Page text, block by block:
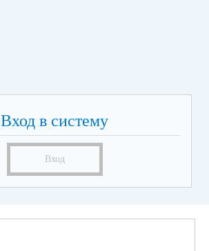
Вход в систему
Вход